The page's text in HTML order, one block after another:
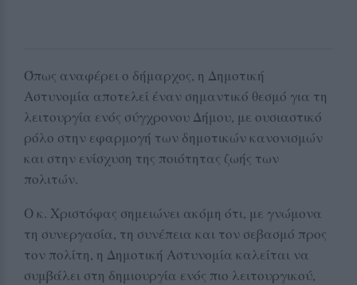
Όπως αναφέρει ο δήμαρχος, η Δημοτική
Αστυνομία αποτελεί έναν σημαντικό θεσμό για τη
λειτουργία ενός σύγχρονου Δήμου, με ουσιαστικό
ρόλο στην εφαρμογή των δημοτικών κανονισμών
και στην ενίσχυση της ποιότητας ζωής των
πολιτών.
Ο κ. Χριστόφας σημειώνει ακόμη ότι, με γνώμονα
τη συνεργασία, τη συνέπεια και τον σεβασμό προς
τον πολίτη, η Δημοτική Αστυνομία καλείται να
συμβάλει στη δημιουργία ενός πιο λειτουργικού,